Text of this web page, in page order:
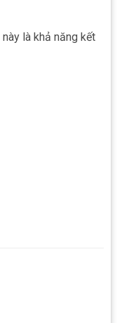
là khả năng kết